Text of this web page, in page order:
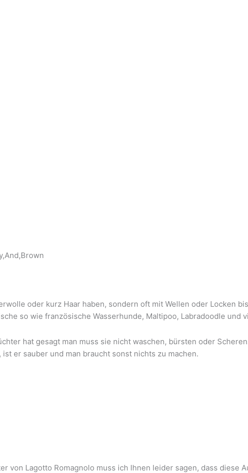
oder kurz Haar haben, sondern oft mit Wellen oder Locken
so wie französische Wasserhunde, Maltipoo, Labradoodle und
hat gesagt man muss sie nicht waschen, bürsten oder
er sauber und man braucht sonst nichts zu machen.
von Lagotto Romagnolo muss ich Ihnen leider sagen, dass diese